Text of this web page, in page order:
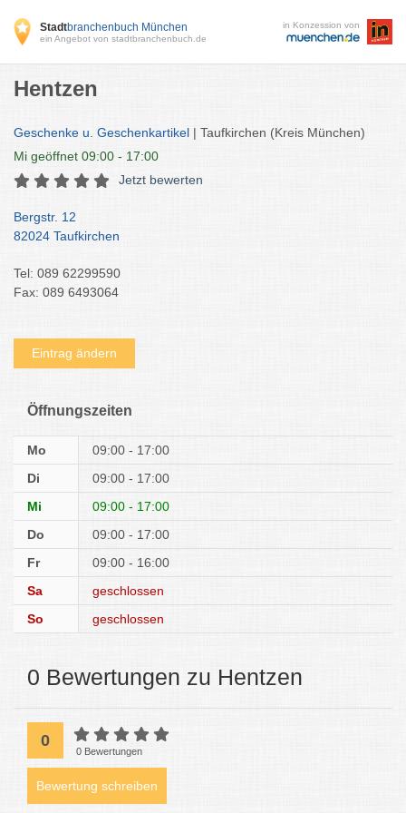
Stadtbranchenbuch München
ein Angebot von stadtbranchenbuch.de
in Konzession von
Hentzen
Geschenke u. Geschenkartikel | Taufkirchen (Kreis München)
Mi geöffnet 09:00 - 17:00
Jetzt bewerten
Bergstr. 12
82024 Taufkirchen
Tel: 089 62299590
Fax: 089 6493064
Eintrag ändern
Öffnungszeiten
Mo
09:00 - 17:00
Di
09:00 - 17:00
Mi
09:00 - 17:00
Do
09:00 - 17:00
Fr
09:00 - 16:00
Sa
geschlossen
So
geschlossen
0 Bewertungen zu Hentzen
0
0 Bewertungen
Bewertung schreiben